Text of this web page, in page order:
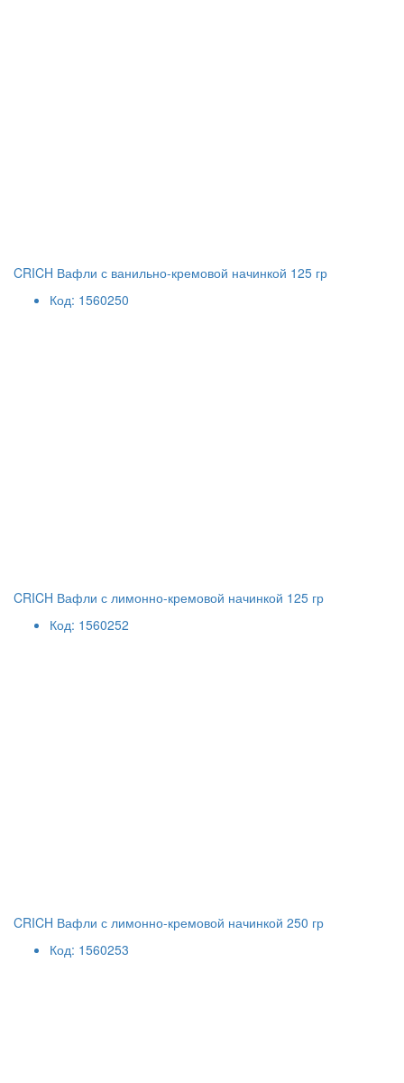
CRICH Вафли с ванильно-кремовой начинкой 125 гр
Код: 1560250
CRICH Вафли с лимонно-кремовой начинкой 125 гр
Код: 1560252
CRICH Вафли с лимонно-кремовой начинкой 250 гр
Код: 1560253